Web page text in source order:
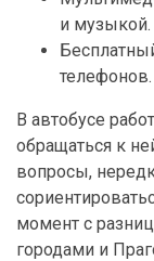
и музыкой.
телефонов.
В автобусе
обращаться к
вопросы,
момент с
городами и